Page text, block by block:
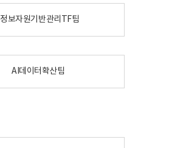
정보자원기반관리TF팀
AI데이터확산팀